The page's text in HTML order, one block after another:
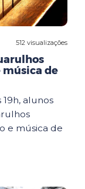
512 visualizações
de
alunos
e música de